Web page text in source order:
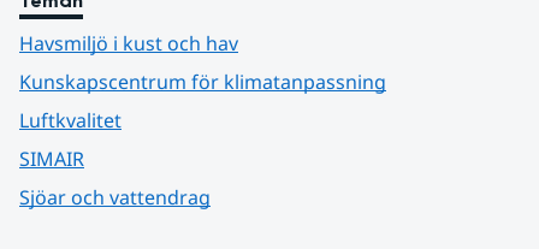
Havsmiljö i kust och hav
Kunskapscentrum för klimatanpassning
Luftkvalitet
SIMAIR
Sjöar och vattendrag